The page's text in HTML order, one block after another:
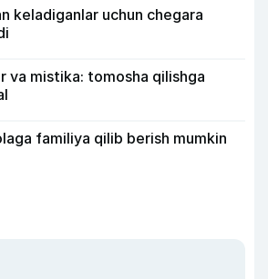
keladiganlar uchun chegara
va mistika: tomosha qilishga
familiya qilib berish mumkin